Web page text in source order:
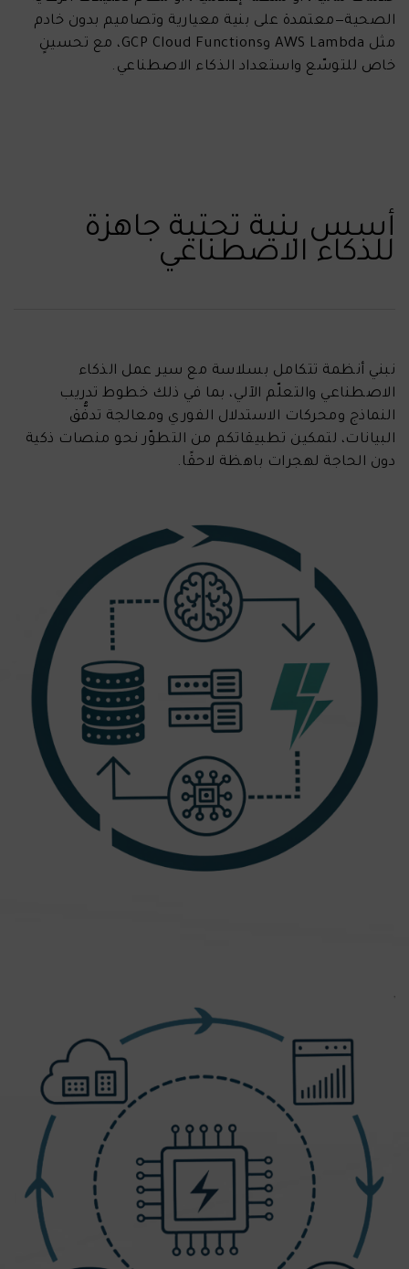
الصحية—معتمدة على بنية معيارية وتصاميم بدون خادم
مثل AWS Lambda وGCP Cloud Functions، مع تحسينٍ
خاص للتوسّع واستعداد الذكاء الاصطناعي.
أسس بنية تحتية جاهزة
للذكاء الاصطناعي
نبني أنظمة تتكامل بسلاسة مع سير عمل الذكاء
الاصطناعي والتعلّم الآلي، بما في ذلك خطوط تدريب
النماذج ومحركات الاستدلال الفوري ومعالجة تدفُّق
البيانات، لتمكين تطبيقاتكم من التطوّر نحو منصات ذكية
دون الحاجة لهجرات باهظة لاحقًا.